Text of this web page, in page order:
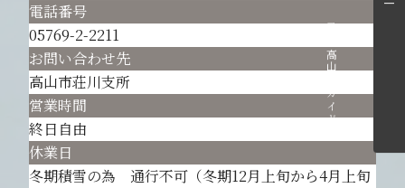
電話番号
05769-2-2211
お問い合わせ先
高山市荘川支所
営業時間
終日自由
休業日
冬期積雪の為 通行不可（冬期12月上旬から4月上旬
飛騨高山旅ガイドへ